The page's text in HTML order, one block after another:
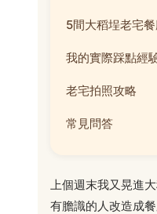
5間大稻埕老宅
我的實際踩點經
老宅拍照攻略
常見問答
上個週末我又晃進
有膽識的人改造成